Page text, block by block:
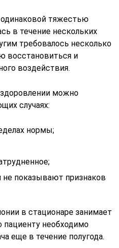
тяжестью
в течение нескольких
требовалось несколько
восстановиться и
воздействия.
можно
случаях:
нормы;
не показывают признаков
в стационаре занимает
пациенту необходимо
еще в течение полугода.